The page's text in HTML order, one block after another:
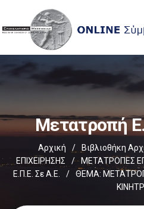
Μετατροπή
Αρχική / Βιβλιοθήκη
ΕΠΙΧΕIΡΗΣΗΣ
/ ΜΕΤΑΤΡΟΠΕΣ
Ε.Π.Ε. Σε Α.Ε.
/
ΘΕΜΑ: